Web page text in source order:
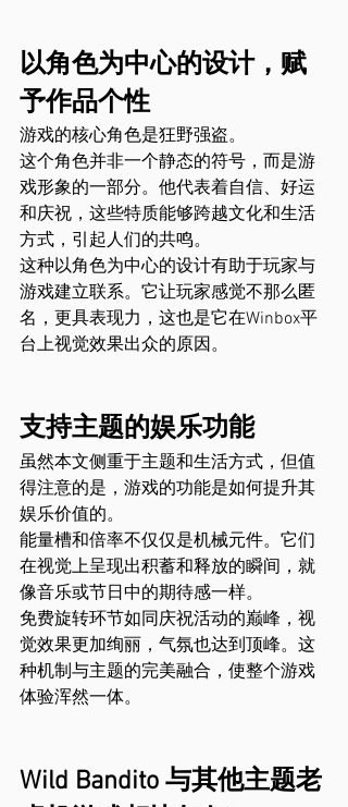
以角色为中心的设计，赋
予作品个性
游戏的核心角色是狂野强盗。
这个角色并非一个静态的符号，而是游
戏形象的一部分。他代表着自信、好运
和庆祝，这些特质能够跨越文化和生活
方式，引起人们的共鸣。
这种以角色为中心的设计有助于玩家与
游戏建立联系。它让玩家感觉不那么匿
名，更具表现力，这也是它在Winbox平
台上视觉效果出众的原因。
支持主题的娱乐功能
虽然本文侧重于主题和生活方式，但值
得注意的是，游戏的功能是如何提升其
娱乐价值的。
能量槽和倍率不仅仅是机械元件。它们
在视觉上呈现出积蓄和释放的瞬间，就
像音乐或节日中的期待感一样。
免费旋转环节如同庆祝活动的巅峰，视
觉效果更加绚丽，气氛也达到顶峰。这
种机制与主题的完美融合，使整个游戏
体验浑然一体。
Wild Bandito 与其他主题老